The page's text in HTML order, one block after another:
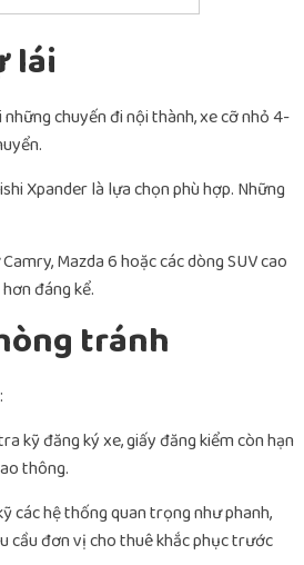
lái
chuyến đi nội thành, xe cỡ nhỏ 4-
Xpander là lựa chọn phù hợp. Những
Mazda 6 hoặc các dòng SUV cao
đáng kể.
tránh
kỹ đăng ký xe, giấy đăng kiểm còn hạn
thông.
các hệ thống quan trọng như phanh,
cầu đơn vị cho thuê khắc phục trước